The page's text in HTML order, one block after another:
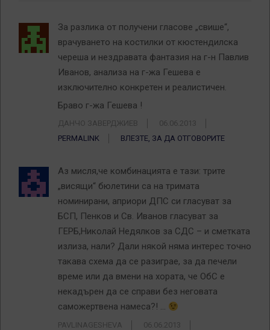
За разлика от получени гласове „свише“,
врачуването на костилки от кюстендилска
череша и нездравата фантазия на г-н Павлив
Иванов, анализа на г-жа Гешева е
изключително конкретен и реалистичен.
Браво г-жа Гешева !
ДАНЧО ЗАВЕРДЖИЕВ
06.06.2013
PERMALINK
ВЛЕЗТЕ, ЗА ДА ОТГОВОРИТЕ
Аз мисля,че комбинацията е тази: трите
„висящи“ бюлетини са на тримата
номинирани, априори ДПС си гласуват за
БСП, Пенков и Св. Иванов гласуват за
ГЕРБ,Николай Недялков за СДС – и сметката
излиза, нали? Дали някой няма интерес точно
такава схема да се разиграе, за да печели
време или да вмени на хората, че ОбС е
некадърен да се справи без неговата
саможертвена намеса?! …
PAVLINAGESHEVA
06.06.2013